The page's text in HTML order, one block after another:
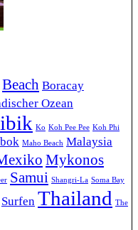
Beach Boracay
Ozean
Ko Koh Pee Pee Koh Phi
Maho Beach Malaysia
Mykonos
Samui Shangri-La Soma Bay
Surfen Thailand The